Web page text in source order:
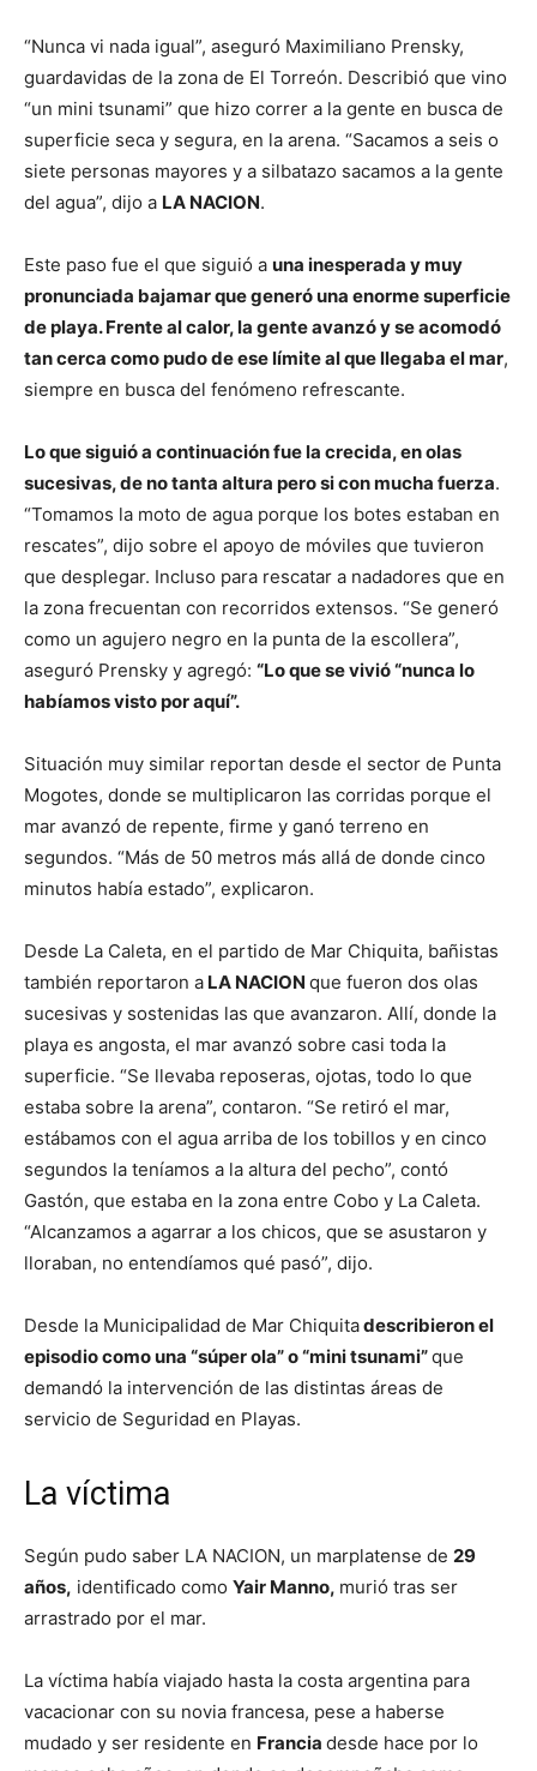
“Nunca vi nada igual”, aseguró Maximiliano Prensky,
guardavidas de la zona de El Torreón. Describió que vino
“un mini tsunami” que hizo correr a la gente en busca de
superficie seca y segura, en la arena. “Sacamos a seis o
siete personas mayores y a silbatazo sacamos a la gente
del agua”, dijo a LA NACION.
Este paso fue el que siguió a una inesperada y muy
pronunciada bajamar que generó una enorme superficie
de playa. Frente al calor, la gente avanzó y se acomodó
tan cerca como pudo de ese límite al que llegaba el mar,
siempre en busca del fenómeno refrescante.
Lo que siguió a continuación fue la crecida, en olas
sucesivas, de no tanta altura pero si con mucha fuerza.
“Tomamos la moto de agua porque los botes estaban en
rescates”, dijo sobre el apoyo de móviles que tuvieron
que desplegar. Incluso para rescatar a nadadores que en
la zona frecuentan con recorridos extensos. “Se generó
como un agujero negro en la punta de la escollera”,
aseguró Prensky y agregó: “Lo que se vivió “nunca lo
habíamos visto por aquí”.
Situación muy similar reportan desde el sector de Punta
Mogotes, donde se multiplicaron las corridas porque el
mar avanzó de repente, firme y ganó terreno en
segundos. “Más de 50 metros más allá de donde cinco
minutos había estado”, explicaron.
Desde La Caleta, en el partido de Mar Chiquita, bañistas
también reportaron a LA NACION que fueron dos olas
sucesivas y sostenidas las que avanzaron. Allí, donde la
playa es angosta, el mar avanzó sobre casi toda la
superficie. “Se llevaba reposeras, ojotas, todo lo que
estaba sobre la arena”, contaron. “Se retiró el mar,
estábamos con el agua arriba de los tobillos y en cinco
segundos la teníamos a la altura del pecho”, contó
Gastón, que estaba en la zona entre Cobo y La Caleta.
“Alcanzamos a agarrar a los chicos, que se asustaron y
lloraban, no entendíamos qué pasó”, dijo.
Desde la Municipalidad de Mar Chiquitadescribieron el
episodio como una “súper ola” o “mini tsunami”que
demandó la intervención de las distintas áreas de
servicio de Seguridad en Playas.
La víctima
Según pudo saber LA NACION, un marplatense de 29
años, identificado como Yair Manno, murió tras ser
arrastrado por el mar.
La víctima había viajado hasta la costa argentina para
vacacionar con su novia francesa, pese a haberse
mudado y ser residente en Francia desde hace por lo